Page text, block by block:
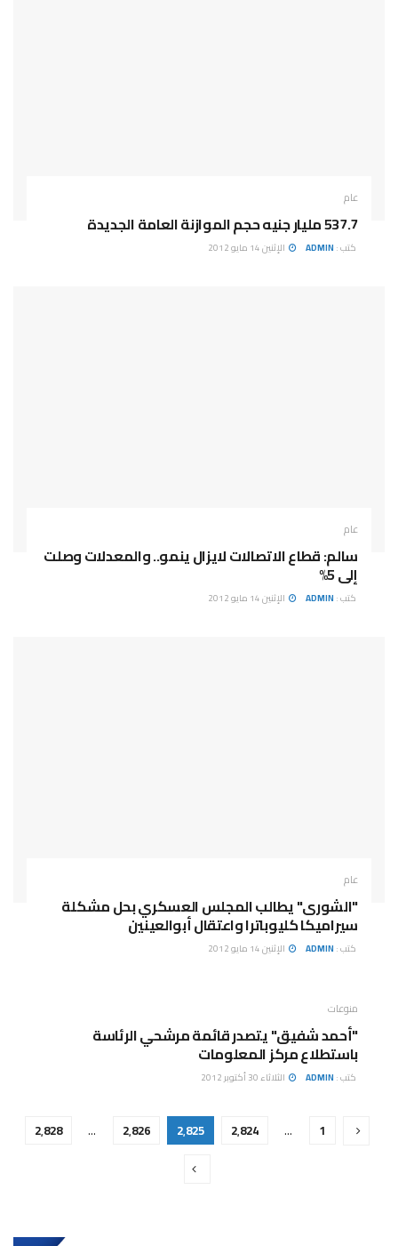
عام
537.7 مليار جنيه حجم الموازنة العامة الجديدة
كتب : ADMIN الإثنين 14 مايو 2012
عام
سالم: قطاع الاتصالات لايزال ينمو.. والمعدلات وصلت
إلى 5%
كتب : ADMIN الإثنين 14 مايو 2012
عام
"الشورى" يطالب المجلس العسكري بحل مشكلة
سيراميكا كليوباترا واعتقال أبوالعينين
كتب : ADMIN الإثنين 14 مايو 2012
منوعات
"أحمد شفيق" يتصدر قائمة مرشحي الرئاسة
باستطلاع مركز المعلومات
كتب : ADMIN الثلاثاء 30 أكتوبر 2012
1
… 2٬824 2٬825 2٬826 … 2٬828